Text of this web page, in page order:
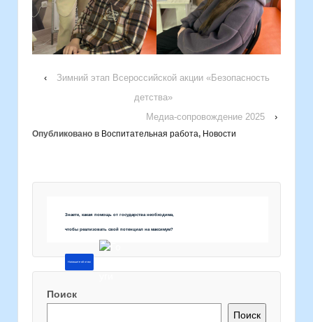
‹
Зимний этап Всероссийской акции «Безопасность
детства»
Медиа-сопровождение 2025
›
Опубликовано в Воспитательная работа, Новости
Знаете, какая помощь от государства необходима,
чтобы реализовать свой потенциал на максимум?
Напишите об этом
Поиск
Поиск